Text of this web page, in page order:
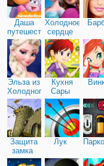
Даша
путешественница
Холодное
сердце
Эльза из
Холодного
сердца
Кухня
Сары
Защита
замка
Лук